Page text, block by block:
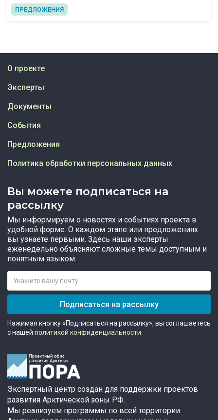
ПРЕДЛОЖЕНИЯ
Вы можете подписаться на
рассылку
Мы информируем о новостях и событиях проекта в
удобной форме. О каждом этапе или предложениях
вы узнаете первыми. Здесь наши эксперты
еженедельно объясняют сложные темы доступным и
понятным языком.
Подписаться на рассылку
Нажимая кнопку «Подписаться на рассылку», вы соглашаетесь
с нашей политикой конфиденциальности
О проекте
Эксперты
Документы
События
Предложения
Политика обработки персональных данных
Экспертный центр создан для поддержки проектов
развития Арктической зоны РФ.
Мы реализуем программы по всей территории